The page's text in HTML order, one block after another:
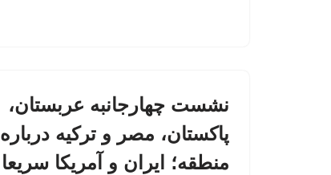
نشست چهارجانبه عربستان،
پاکستان، مصر و ترکیه درباره
منطقه؛ ایران و آمریکا سریعا